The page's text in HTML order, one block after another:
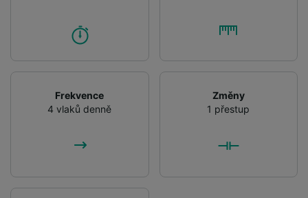
Frekvence
4 vlaků denně
Změny
1 přestup